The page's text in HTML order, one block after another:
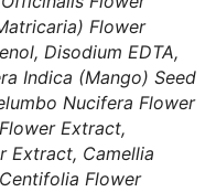
Flower
Disodium EDTA,
Indica (Mango) Seed
Nucifera Flower
Extract,
Extract, Camellia
Flower